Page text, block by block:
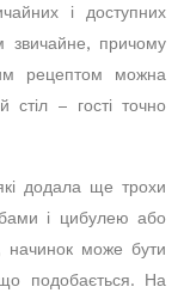
і доступних
звичайне, причому
рецептом можна
стіл – гості точно
додала ще трохи
і цибулею або
начинок може бути
подобається. На